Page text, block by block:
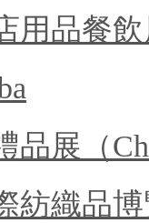
用品餐
展（
紡織品